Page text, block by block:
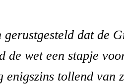
gerustgesteld dat de
de wet een stapje
enigszins tollend van